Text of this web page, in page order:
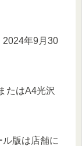
2024年9月30
たはA4光沢
版は店舗に